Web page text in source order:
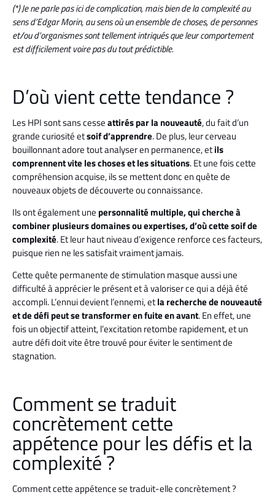
(*) Je ne parle pas ici de complication, mais bien de la complexité au
sens d’Edgar Morin, au sens où un ensemble de choses, de personnes
et/ou d’organismes sont tellement intriqués que leur comportement
est difficilement voire pas du tout prédictible.
D’où vient cette tendance ?
Les HPI sont sans cesseattirés par la nouveauté, du fait d’un
grande curiosité etsoif d’apprendre. De plus, leur cerveau
bouillonnant adore tout analyser en permanence, etils
comprennent vite les choses et les situations. Et une fois cette
compréhension acquise, ils se mettent donc en quête de
nouveaux objets de découverte ou connaissance.
Ils ont également une personnalité multiple, qui cherche à
combiner plusieurs domaines ou expertises, d’où cette soif de
complexité. Et leur haut niveau d’exigence renforce ces facteurs,
puisque rien ne les satisfait vraiment jamais.
Cette quête permanente de stimulation masque aussi une
difficulté à apprécier le présent et à valoriser ce qui a déjà été
accompli. L’ennui devient l’ennemi, etla recherche de nouveauté
et de défi peut se transformer en fuite en avant. En effet, une
fois un objectif atteint, l’excitation retombe rapidement, et un
autre défi doit vite être trouvé pour éviter le sentiment de
stagnation.
Comment se traduit
concrètement cette
appétence pour les défis et la
complexité ?
Comment cette appétence se traduit-elle concrètement ?